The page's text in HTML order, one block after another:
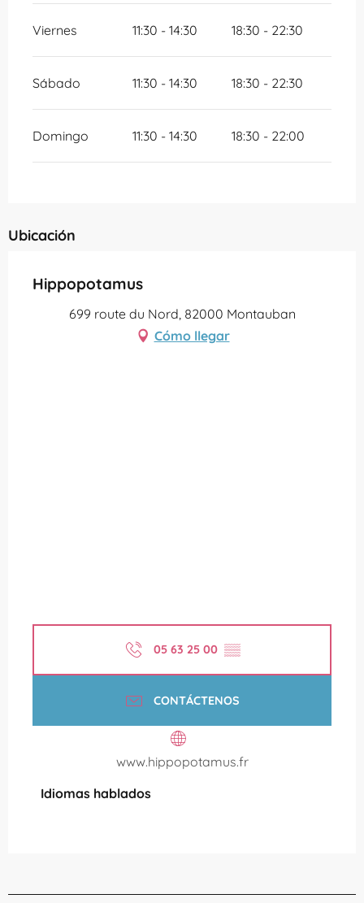
Viernes 11:30 - 14:30 18:30 - 22:30
Sábado 11:30 - 14:30 18:30 - 22:30
Domingo 11:30 - 14:30 18:30 - 22:00
Ubicación
Hippopotamus
699 route du Nord, 82000 Montauban
Cómo llegar
05 63 25 00 ▒▒
CONTÁCTENOS
www.hippopotamus.fr
Idiomas hablados
Idiomas hablados